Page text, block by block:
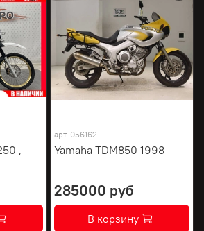
,
арт. 056162
Yamaha TDM850 1998
285000 руб
В корзину